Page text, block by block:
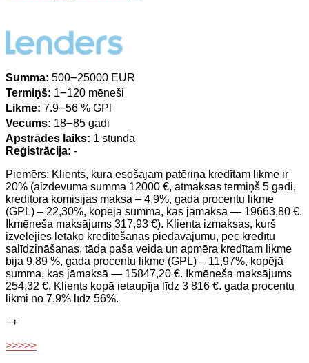
Summa: 500౼25000 EUR
Termiņš: 1౼120 mēneši
Likme: 7.9౼56 % GPl
Vecums: 18౼85 gadi
Apstrādes laiks: 1 stunda
Reģistrācija: -
Piemērs: Klients, kura esošajam patēriņa kredītam likme ir
20% (aizdevuma summa 12000 €, atmaksas termiņš 5 gadi,
kreditora komisijas maksa – 4,9%, gada procentu likme
(GPL) – 22,30%, kopējā summa, kas jāmaksā — 19663,80 €.
Ikmēneša maksājums 317,93 €). Klienta izmaksas, kurš
izvēlējies lētāko kreditēšanas piedāvājumu, pēc kredītu
salīdzināšanas, tāda paša veida un apmēra kredītam likme
bija 9,89 %, gada procentu likme (GPL) – 11,97%, kopējā
summa, kas jāmaksā — 15847,20 €. Ikmēneša maksājums
254,32 €. Klients kopā ietaupīja līdz 3 816 €. gada procentu
likmi no 7,9% līdz 56%.
−+
>>>>>